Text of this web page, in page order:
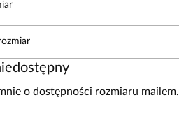
o dostępności rozmiaru mailem.